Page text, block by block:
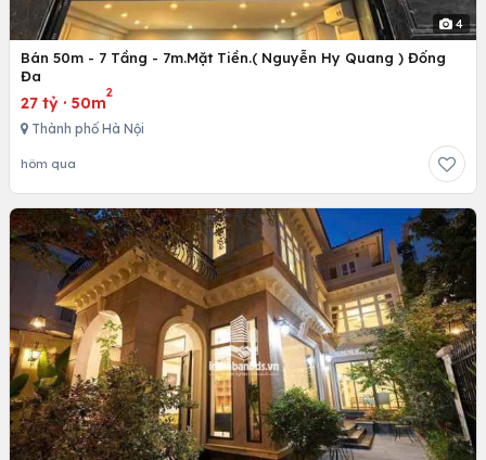
4
Bán 50m - 7 Tầng - 7m.Mặt Tiền.( Nguyễn Hy Quang ) Đống
Đa
27 tỷ · 50m
2
Thành phố Hà Nội
hôm qua